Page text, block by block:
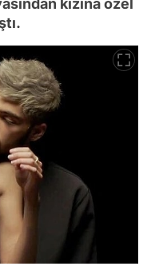
kızına özel